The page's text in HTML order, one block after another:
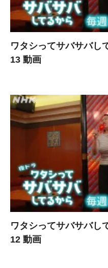
ワタシってサバサバし
13 動画
ワタシってサバサバし
12 動画